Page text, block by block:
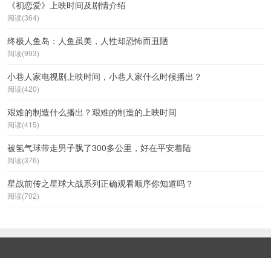
《初恋爱》上映时间及剧情介绍
阅读(364)
终极人鱼岛：人鱼虽美，人性却恐怖而丑陋
阅读(993)
小巷人家电视剧上映时间，小巷人家什么时候播出？
阅读(420)
艰难的制造什么播出？艰难的制造的上映时间
阅读(415)
被氢气球带走男子飘了300多公里，好在平安着陆
阅读(376)
星战前传之星球大战系列正确观看顺序你知道吗？
阅读(702)